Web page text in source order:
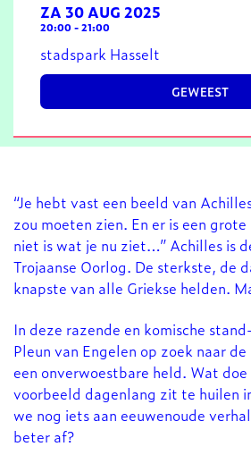
ZA 30 AUG 2025
20:00 -21:00
stadspark Hasselt
GEWEEST
“Je hebt vast een beeld van
zou moeten zien. En er is een
niet is wat je nu ziet…” Achilles is
Trojaanse Oorlog. De sterkste, de
knapste van alle Griekse helden.
In deze razende en komische
Pleun van Engelen op zoek naar
een onverwoestbare held. Wat
voorbeeld dagenlang zit te huilen
we nog iets aan eeuwenoude
beter af?